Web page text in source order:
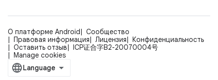
О платформе Android
Сообщество
Правовая информация
Лицензия
Конфиденциальность
Оставить отзыв
ICP证合字B2-20070004号
Manage cookies